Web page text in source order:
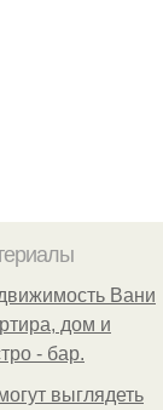
Вани
дом и
- бар.
выглядеть